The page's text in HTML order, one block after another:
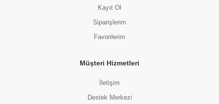
Kayıt Ol
Siparişlerim
Favorilerim
Müşteri Hizmetleri
İletişim
Destek Merkezi